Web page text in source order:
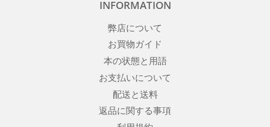
INFORMATION
弊店について
お買物ガイド
本の状態と用語
お支払いについて
配送と送料
返品に関する事項